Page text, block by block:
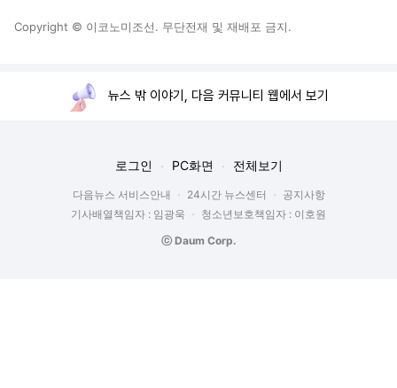
Copyright © 이코노미조선. 무단전재 및 재배포 금지.
뉴스 밖 이야기, 다음 커뮤니티 웹에서 보기
로그인 PC화면 전체보기
다음뉴스 서비스안내 24시간 뉴스센터
공지사항
기사배열책임자 : 임광욱
청소년보호책임자 : 이호원
ⓒ Daum Corp.